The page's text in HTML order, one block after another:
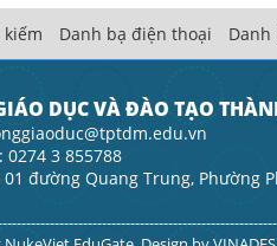
kiếm Danh bạ điện thoại Danh
DỤC VÀ ĐÀO TẠO
3 855788
đường Quang Trung, Phường